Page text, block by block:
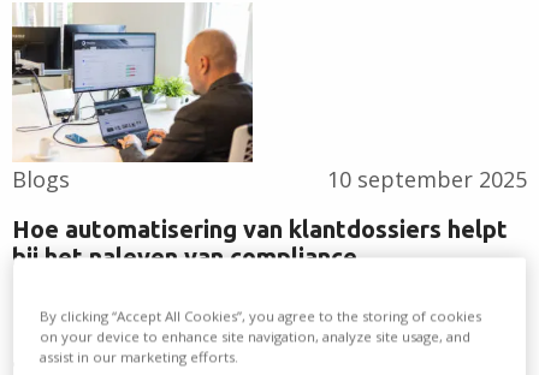
Blogs 10 september 2025
Hoe automatisering van klantdossiers helpt
bij het naleven van compliance
De druk op compliance binnen
accountantskantoren neemt snel toe. Nieuwe
Lees
verder
By clicking “Accept All Cookies”, you agree to the storing of cookies
on your device to enhance site navigation, analyze site usage, and
assist in our marketing efforts.